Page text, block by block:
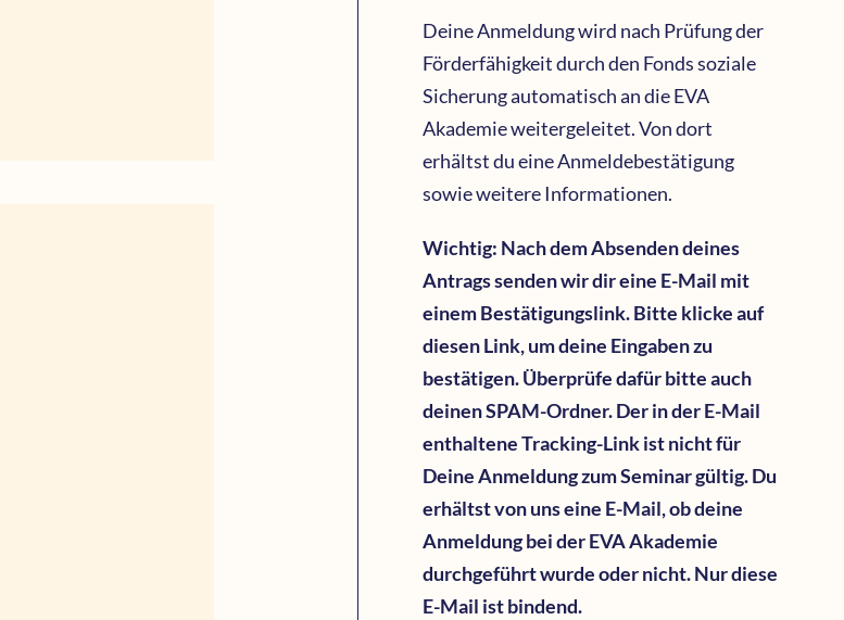
Deine Anmeldung wird nach Prüfung der
Förderfähigkeit durch den Fonds soziale
Sicherung automatisch an die EVA
Akademie weitergeleitet. Von dort
erhältst du eine Anmeldebestätigung
sowie weitere Informationen.
Wichtig: Nach dem Absenden deines
Antrags senden wir dir eine E-Mail mit
einem Bestätigungslink. Bitte klicke auf
diesen Link, um deine Eingaben zu
bestätigen. Überprüfe dafür bitte auch
deinen SPAM-Ordner. Der in der E-Mail
enthaltene Tracking-Link ist nicht für
Deine Anmeldung zum Seminar gültig. Du
erhältst von uns eine E-Mail, ob deine
Anmeldung bei der EVA Akademie
durchgeführt wurde oder nicht. Nur diese
E-Mail ist bindend.